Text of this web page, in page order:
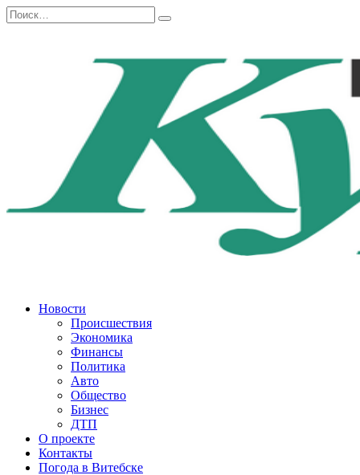
Перейти
к
Search
for:
Новости
Происшествия
Экономика
Финансы
Политика
Авто
Общество
Бизнес
ДТП
О проекте
Контакты
Погода в Витебске